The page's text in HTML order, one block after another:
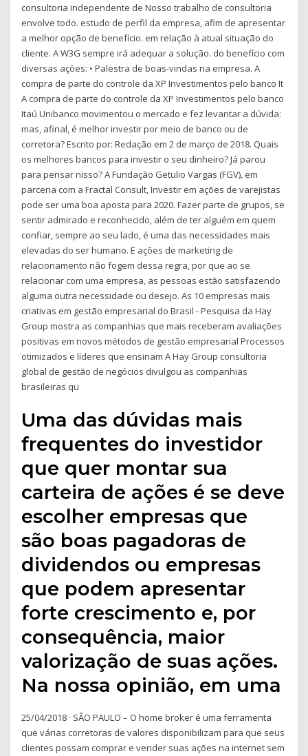
consultoria independente de Nosso trabalho de consultoria
envolve todo. estudo de perfil da empresa, afim de apresentar
a melhor opção de benefício. em relação à atual situação do
cliente. A W3G sempre irá adequar a solução. do benefício com
diversas ações: • Palestra de boas-vindas na empresa. A
compra de parte do controle da XP Investimentos pelo banco It
A compra de parte do controle da XP Investimentos pelo banco
Itaú Unibanco movimentou o mercado e fez levantar a dúvida:
mas, afinal, é melhor investir por meio de banco ou de
corretora? Escrito por: Redação em 2 de março de 2018. Quais
os melhores bancos para investir o seu dinheiro? Já parou
para pensar nisso? A Fundação Getulio Vargas (FGV), em
parceria com a Fractal Consult, Investir em ações de varejistas
pode ser uma boa aposta para 2020. Fazer parte de grupos, se
sentir admirado e reconhecido, além de ter alguém em quem
confiar, sempre ao seu lado, é uma das necessidades mais
elevadas do ser humano. E ações de marketing de
relacionamento não fogem dessa regra, por que ao se
relacionar com uma empresa, as pessoas estão satisfazendo
alguma outra necessidade ou desejo. As 10 empresas mais
criativas em gestão empresarial do Brasil - Pesquisa da Hay
Group mostra as companhias que mais receberam avaliações
positivas em novos métodos de gestão empresarial Processos
otimizados e líderes que ensinam A Hay Group consultoria
global de gestão de negócios divulgou as companhias
brasileiras qu
Uma das dúvidas mais
frequentes do investidor
que quer montar sua
carteira de ações é se deve
escolher empresas que
são boas pagadoras de
dividendos ou empresas
que podem apresentar
forte crescimento e, por
consequência, maior
valorização de suas ações.
Na nossa opinião, em uma
25/04/2018 · SÃO PAULO – O home broker é uma ferramenta
que várias corretoras de valores disponibilizam para que seus
clientes possam comprar e vender suas ações na internet sem